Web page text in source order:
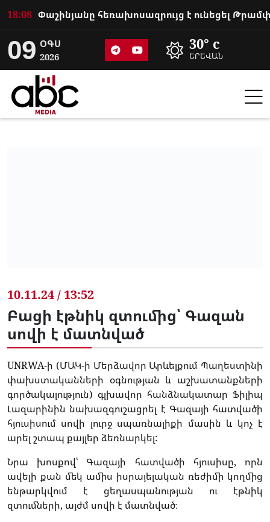
18:08
09 ՕԳՍ
2026
30° c
ԵՐԵՎԱՆ
10.11.24 / 13:52
Բացի էթնիկ զտումից՝ Գազան
սովի է մատնված
UNRWA-ի (ՄԱԿ-ի Մերձավոր Արևելքում Պաղեստինի
փախստականների օգնության և աշխատանքների
գործակալություն) գլխավոր հանձնակատար Ֆիլիպ
Լազարինին նախազգուշացրել է Գազայի հատվածի
հյուսիսում սովի լուրջ սպառնալիքի մասին և կոչ է
արել շտապ քայլեր ձեռնարկել:
Նրա խոսքով՝ Գազայի հատվածի հյուսիսը, որն
ավելի քան մեկ ամիս իսրայելական ռեժիմի կողմից
ենթարկվում է ցեղասպանության ու էթնիկ
զտումների, այժմ սովի է մատնված։